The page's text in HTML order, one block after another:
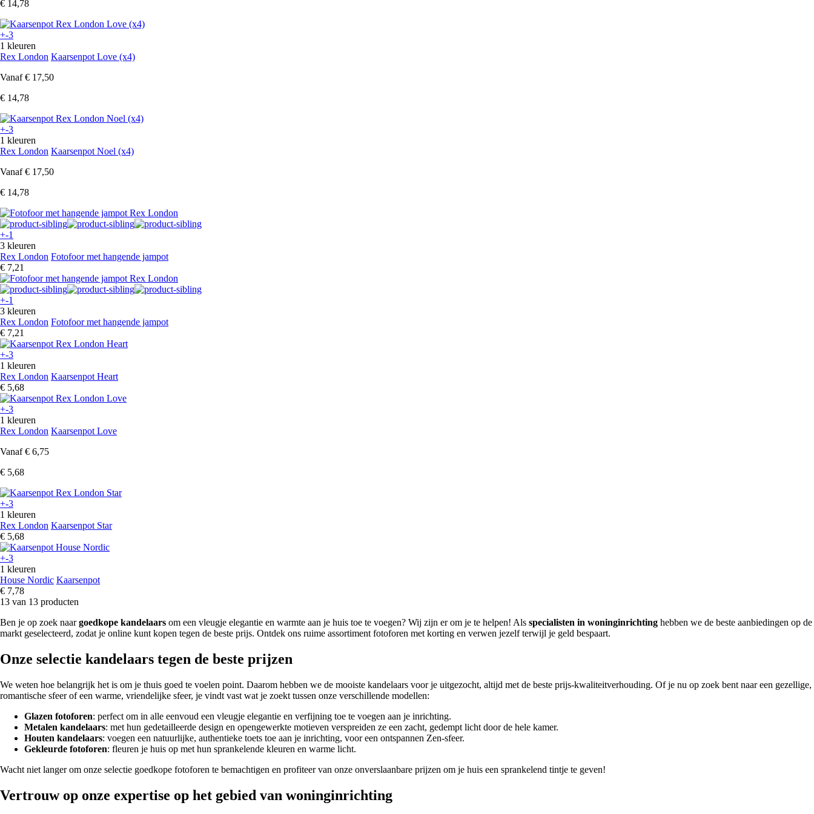
€ 14,78
+-3
1 kleuren
Rex London Kaarsenpot Love (x4)
Vanaf € 17,50
€ 14,78
+-3
1 kleuren
Rex London Kaarsenpot Noel (x4)
Vanaf € 17,50
€ 14,78
+-1
3 kleuren
Rex London Fotofoor met hangende jampot
€ 7,21
+-1
3 kleuren
Rex London Fotofoor met hangende jampot
€ 7,21
+-3
1 kleuren
Rex London Kaarsenpot Heart
€ 5,68
+-3
1 kleuren
Rex London Kaarsenpot Love
Vanaf € 6,75
€ 5,68
+-3
1 kleuren
Rex London Kaarsenpot Star
€ 5,68
+-3
1 kleuren
House Nordic Kaarsenpot
€ 7,78
13 van 13 producten
Ben je op zoek naargoedkope kandelaars om een vleugje elegantie en warmte aan je huis toe te voegen? Wij zijn er om je te helpen! Als specialisten in woninginrichting hebben we de beste aanbiedingen op de
markt geselecteerd, zodat je online kunt kopen tegen de beste prijs. Ontdek ons ruime assortiment fotoforen met korting en verwen jezelf terwijl je geld bespaart.
Onze selectie kandelaars tegen de beste prijzen
We weten hoe belangrijk het is om je thuis goed te voelen point. Daarom hebben we de mooiste kandelaars voor je uitgezocht, altijd met de beste prijs-kwaliteitverhouding. Of je nu op zoek bent naar een gezellige,
romantische sfeer of een warme, vriendelijke sfeer, je vindt vast wat je zoekt tussen onze verschillende modellen:
Glazen fotoforen: perfect om in alle eenvoud een vleugje elegantie en verfijning toe te voegen aan je inrichting.
Metalen kandelaars: met hun gedetailleerde design en opengewerkte motieven verspreiden ze een zacht, gedempt licht door de hele kamer.
Houten kandelaars: voegen een natuurlijke, authentieke toets toe aan je inrichting, voor een ontspannen Zen-sfeer.
Gekleurde fotoforen: fleuren je huis op met hun sprankelende kleuren en warme licht.
Wacht niet langer om onze selectie goedkope fotoforen te bemachtigen en profiteer van onze onverslaanbare prijzen om je huis een sprankelend tintje te geven!
Vertrouw op onze expertise op het gebied van woninginrichting